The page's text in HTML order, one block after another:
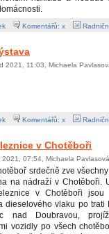
Komentářů: x
2021, 11:03, Michaela
Komentářů: x
v Chotěboři
2021, 07:54, Michaela Pavlasová
srdečně zve
na nádraží v Chotěboři.
v Chotěboři jsou
dieselového vlaku po trati
nad Doubravou,
vozidly po všech